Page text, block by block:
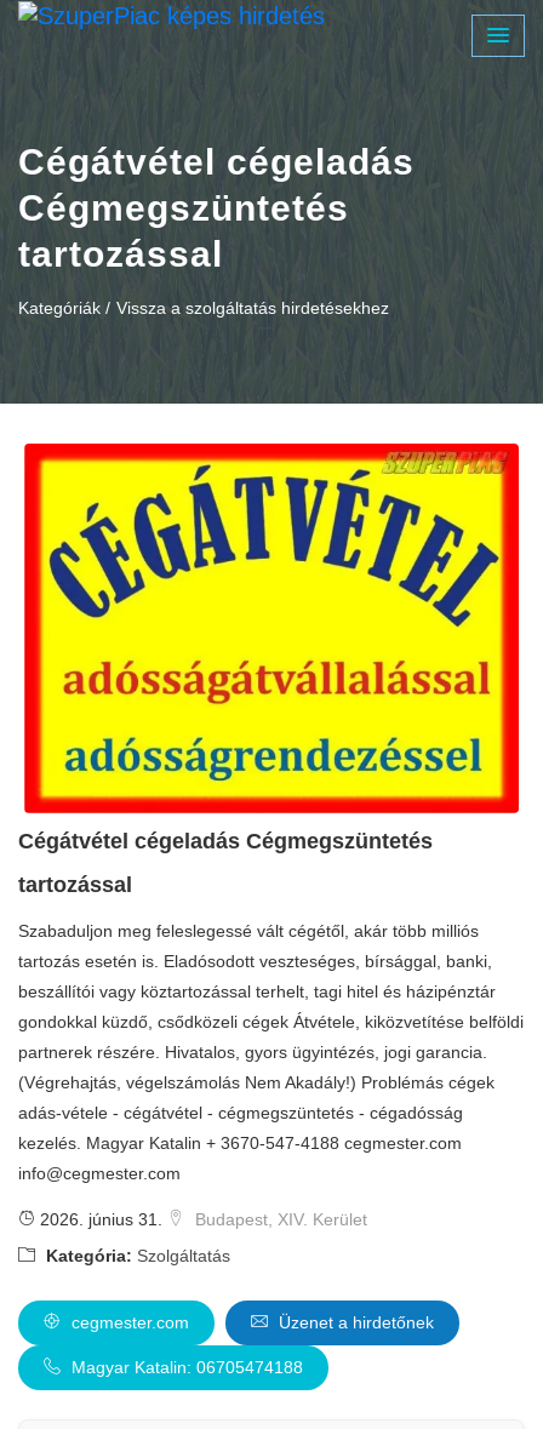
Cégátvétel cégeladás
Cégmegszüntetés
tartozással
Kategóriák / Vissza a szolgáltatás hirdetésekhez
Cégátvétel cégeladás Cégmegszüntetés
tartozással
Szabaduljon meg feleslegessé vált cégétől, akár több milliós
tartozás esetén is. Eladósodott veszteséges, bírsággal, banki,
beszállítói vagy köztartozással terhelt, tagi hitel és házipénztár
gondokkal küzdő, csődközeli cégek Átvétele, kiközvetítése belföldi
partnerek részére. Hivatalos, gyors ügyintézés, jogi garancia.
(Végrehajtás, végelszámolás Nem Akadály!) Problémás cégek
adás-vétele - cégátvétel - cégmegszüntetés - cégadósság
kezelés. Magyar Katalin + 3670-547-4188 cegmester.com
info@cegmester.com
2026. június 31.
Budapest, XIV. Kerület
Kategória: Szolgáltatás
cegmester.com Üzenet a hirdetőnek
Magyar Katalin: 06705474188